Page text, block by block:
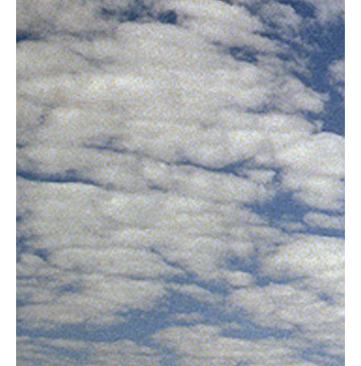
Contact
Gelukkige Klanten
Tel: 020-616 4091
Mail: info@vakantiefietser.nl
Help mij bijhet
kiezenvan een fiets
Maak een afspraak